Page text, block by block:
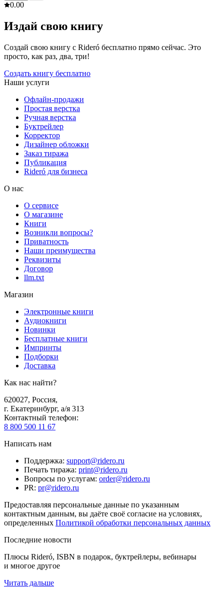
0.00
Издай свою книгу
Создай свою книгу с Rideró бесплатно прямо сейчас. Это
просто, как раз, два, три!
Создать книгу бесплатно
Наши услуги
Офлайн-продажи
Простая верстка
Ручная верстка
Буктрейлер
Корректор
Дизайнер обложки
Заказ тиража
Публикация
Rideró для бизнеса
О нас
О сервисе
О магазине
Книги
Возникли вопросы?
Приватность
Наши преимущества
Реквизиты
Договор
llm.txt
Магазин
Электронные книги
Аудиокниги
Новинки
Бесплатные книги
Импринты
Подборки
Доставка
Как нас найти?
620027, Россия,
г. Екатеринбург, а/я 313
Контактный телефон:
8 800 500 11 67
Написать нам
Поддержка: support@ridero.ru
Печать тиража: print@ridero.ru
Вопросы по услугам: order@ridero.ru
PR: pr@ridero.ru
Предоставляя персональные данные по указанным
контактным данным, вы даёте своё согласие на условиях,
определенных Политикой обработки персональных данных
Последние новости
Плюсы Rideró, ISBN в подарок, буктрейлеры, вебинары
и многое другое
Читать дальше